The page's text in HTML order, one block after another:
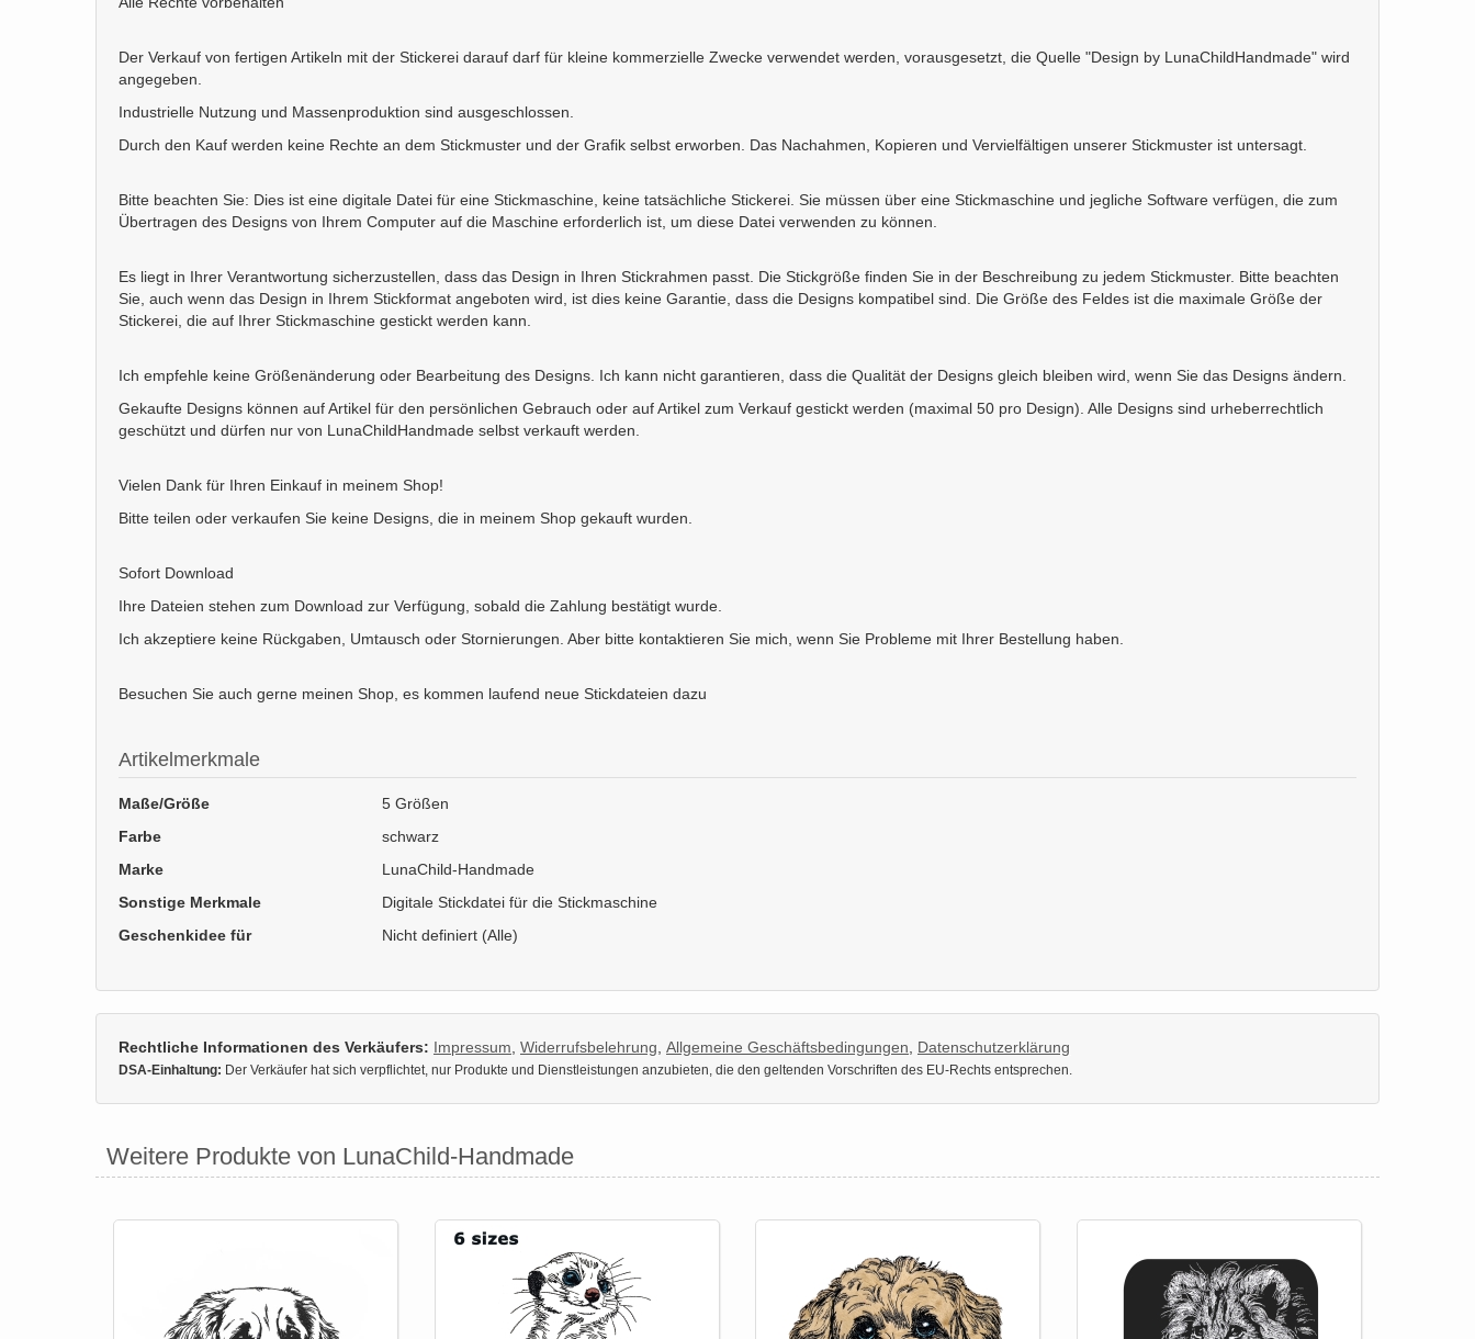
Der Verkauf von fertigen Artikeln mit der Stickerei darauf darf für kleine kommerzielle Zwecke verwendet werden, vorausgesetzt, die Quelle "Design by LunaChildHandmade" wird
angegeben.
Industrielle Nutzung und Massenproduktion sind ausgeschlossen.
Durch den Kauf werden keine Rechte an dem Stickmuster und der Grafik selbst erworben. Das Nachahmen, Kopieren und Vervielfältigen unserer Stickmuster ist untersagt.
Bitte beachten Sie: Dies ist eine digitale Datei für eine Stickmaschine, keine tatsächliche Stickerei. Sie müssen über eine Stickmaschine und jegliche Software verfügen, die zum
Übertragen des Designs von Ihrem Computer auf die Maschine erforderlich ist, um diese Datei verwenden zu können.
Es liegt in Ihrer Verantwortung sicherzustellen, dass das Design in Ihren Stickrahmen passt. Die Stickgröße finden Sie in der Beschreibung zu jedem Stickmuster. Bitte beachten
Sie, auch wenn das Design in Ihrem Stickformat angeboten wird, ist dies keine Garantie, dass die Designs kompatibel sind. Die Größe des Feldes ist die maximale Größe der
Stickerei, die auf Ihrer Stickmaschine gestickt werden kann.
Ich empfehle keine Größenänderung oder Bearbeitung des Designs. Ich kann nicht garantieren, dass die Qualität der Designs gleich bleiben wird, wenn Sie das Designs ändern.
Gekaufte Designs können auf Artikel für den persönlichen Gebrauch oder auf Artikel zum Verkauf gestickt werden (maximal 50 pro Design). Alle Designs sind urheberrechtlich
geschützt und dürfen nur von LunaChildHandmade selbst verkauft werden.
Vielen Dank für Ihren Einkauf in meinem Shop!
Bitte teilen oder verkaufen Sie keine Designs, die in meinem Shop gekauft wurden.
Sofort Download
Ihre Dateien stehen zum Download zur Verfügung, sobald die Zahlung bestätigt wurde.
Ich akzeptiere keine Rückgaben, Umtausch oder Stornierungen. Aber bitte kontaktieren Sie mich, wenn Sie Probleme mit Ihrer Bestellung haben.
Besuchen Sie auch gerne meinen Shop, es kommen laufend neue Stickdateien dazu
Artikelmerkmale
Maße/Größe
5 Größen
Farbe
schwarz
Marke
LunaChild-Handmade
Sonstige Merkmale
Digitale Stickdatei für die Stickmaschine
Geschenkidee für
Nicht definiert (Alle)
Rechtliche Informationen des Verkäufers: Impressum Widerrufsbelehrung Allgemeine Geschäftsbedingungen Datenschutzerklärung
DSA-Einhaltung: Der Verkäufer hat sich verpflichtet, nur Produkte und Dienstleistungen anzubieten, die den geltenden Vorschriften des EU-Rechts entsprechen.
Weitere Produkte von LunaChild-Handmade